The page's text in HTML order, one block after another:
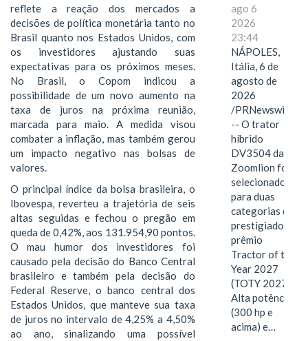
reflete a reação dos mercados a
decisões de política monetária tanto no
Brasil quanto nos Estados Unidos, com
os investidores ajustando suas
expectativas para os próximos meses.
No Brasil, o Copom indicou a
possibilidade de um novo aumento na
taxa de juros na próxima reunião,
marcada para maio. A medida visou
combater a inflação, mas também gerou
um impacto negativo nas bolsas de
valores.
O principal índice da bolsa brasileira, o
Ibovespa, reverteu a trajetória de seis
altas seguidas e fechou o pregão em
queda de 0,42%, aos 131.954,90 pontos.
O mau humor dos investidores foi
causado pela decisão do Banco Central
brasileiro e também pela decisão do
Federal Reserve, o banco central dos
Estados Unidos, que manteve sua taxa
de juros no intervalo de 4,25% a 4,50%
ao ano, sinalizando uma possível
ago 6
2026
23:44
NÁPOLES,
Itália, 6 de
agosto de
2026
/PRNewswire/
-- O trator
híbrido
DV3504 da
Zoomlion foi
selecionado
para duas
categorias do
prestigiado
prêmio
Tractor of the
Year 2027
(TOTY 2027:
Alta potência
(300 hp e
acima) e…